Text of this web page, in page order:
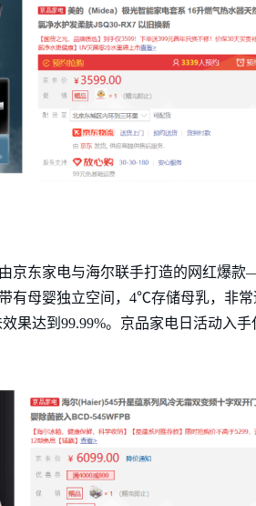
京东家电与海尔联手打造的网红爆
有母婴独立空间，4℃存储母乳，非
果达到99.99%。京品家电日活动入